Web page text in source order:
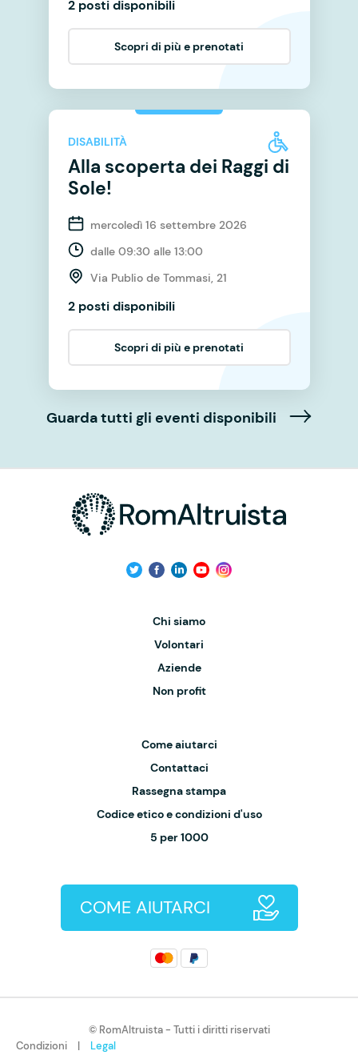
2 posti disponibili
Scopri di più e prenotati
DISABILITÀ
Alla scoperta dei Raggi di
Sole!
mercoledì 16 settembre 2026
dalle 09:30 alle 13:00
Via Publio de Tommasi, 21
2 posti disponibili
Scopri di più e prenotati
Guarda tutti gli eventi disponibili
Chi siamo
Volontari
Aziende
Non profit
Come aiutarci
Contattaci
Rassegna stampa
Codice etico e condizioni d'uso
5 per 1000
COME AIUTARCI
© RomAltruista - Tutti i diritti riservati
Condizioni
| Legal